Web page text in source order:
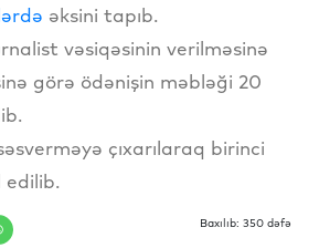
əksini tapıb.
vəsiqəsinin verilməsinə
görə ödənişin məbləği 20
çıxarılaraq birinci
edilib.
Baxılıb: 350 dəfə